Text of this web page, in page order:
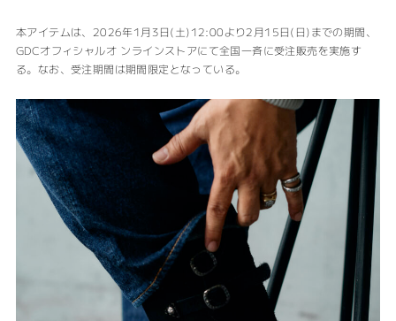
本アイテムは、2026年1月3日(土)12:00より2月15日(日)までの期間、
GDCオフィシャルオ ンラインストアにて全国一斉に受注販売を実施す
る。なお、受注期間は期間限定となっている。